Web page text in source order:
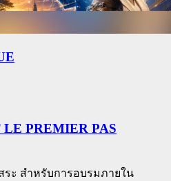
PREMIER PAS
ะ สำหรับการอบรมภายใน